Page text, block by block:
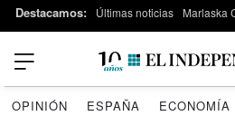
Destacamos: Últimas noticias Marlaska
OPINIÓN ESPAÑA ECONOMÍA